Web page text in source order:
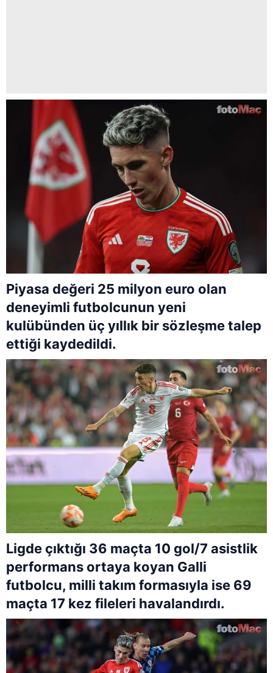
Piyasa değeri 25 milyon euro olan
deneyimli futbolcunun yeni
kulübünden üç yıllık bir sözleşme talep
ettiği kaydedildi.
Ligde çıktığı 36 maçta 10 gol/7 asistlik
performans ortaya koyan Galli
futbolcu, milli takım formasıyla ise 69
maçta 17 kez fileleri havalandırdı.